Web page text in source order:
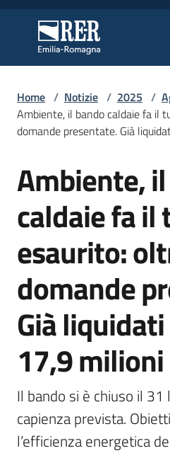
Regione Emilia-
Regione Emilia-Romagna
Regione
Novità
Servizi
Leggi
Atti
Bandi
Argomenti
Campagne
Home / Notizie / 2025 /
Ambiente, il bando caldaie fa il
domande presentate. Già
Salta al contenuto
Ambiente,
caldaie fa
esaurito:
domande
Già
17,9 milioni
Il bando si è chiuso il
capienza prevista.
l’efficienza energetica